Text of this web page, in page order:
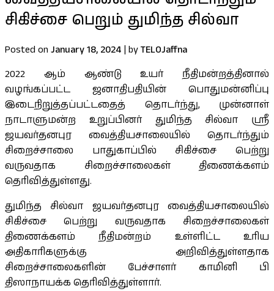
சிகிச்சை பெறும் துமிந்த சில்வா
Posted on January 18, 2024 | byTELOJaffna
2022 ஆம் ஆண்டு உயர் நீதிமன்றத்தினால்
வழங்கப்பட்ட ஜனாதிபதியின் பொதுமன்னிப்பு
இடைநிறுத்தப்பட்டதைத் தொடர்ந்து, முன்னாள்
நாடாளுமன்ற உறுப்பினர் துமிந்த சில்வா ஸ்ரீ
ஜயவர்தனபுர வைத்தியசாலையில் தொடர்ந்தும்
சிறைச்சாலை பாதுகாப்பில் சிகிச்சை பெற்று
வருவதாக சிறைச்சாலைகள் திணைக்களம்
தெரிவித்துள்ளது.
துமிந்த சில்வா ஜயவர்தனபுர வைத்தியசாலையில்
சிகிச்சை பெற்று வருவதாக சிறைச்சாலைகள்
திணைக்களம் நீதிமன்றம் உள்ளிட்ட உரிய
அதிகாரிகளுக்கு அறிவித்துள்ளதாக
சிறைச்சாலைகளின் பேச்சாளர் காமினி பி
திஸாநாயக்க தெரிவித்துள்ளார்.